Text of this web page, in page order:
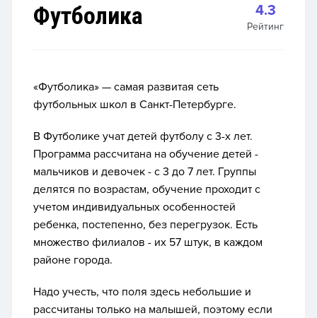
Футболика 4.3
Рейтинг
«Футболика» — самая развитая сеть
футбольных школ в Санкт-Петербурге.
В Футболике учат детей футболу с 3-х лет.
Программа рассчитана на обучение детей -
мальчиков и девочек - с 3 до 7 лет. Группы
делятся по возрастам, обучение проходит с
учетом индивидуальных особенностей
ребенка, постепенно, без перегрузок. Есть
множество филиалов - их 57 штук, в каждом
районе города.
Надо учесть, что поля здесь небольшие и
рассчитаны только на малышей, поэтому если